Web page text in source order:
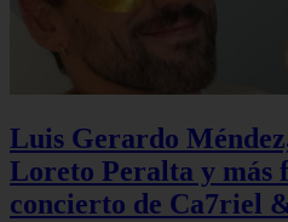
Luis Gerardo
Loreto Peralta y más
concierto de Ca7riel